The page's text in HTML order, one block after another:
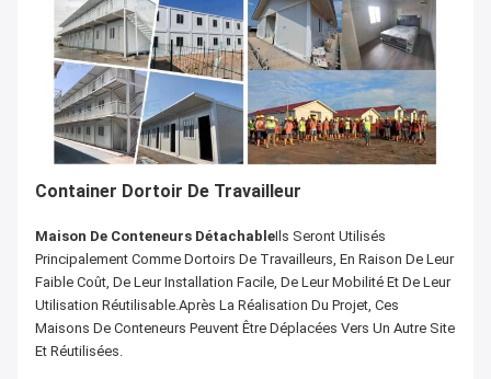
Container Dortoir De Travailleur
Maison De Conteneurs DétachableIls Seront Utilisés
Principalement Comme Dortoirs De Travailleurs, En Raison De Leur
Faible Coût, De Leur Installation Facile, De Leur Mobilité Et De Leur
Utilisation Réutilisable.après La Réalisation Du Projet, Ces
Maisons De Conteneurs Peuvent Être Déplacées Vers Un Autre Site
Et Réutilisées.